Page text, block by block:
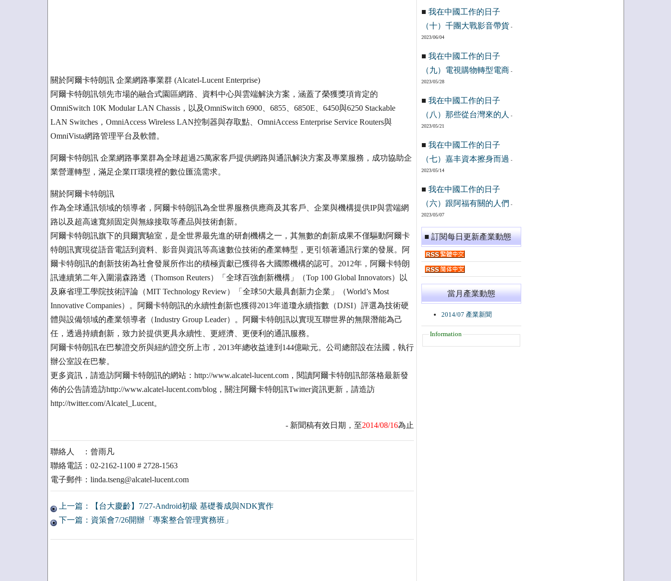
關於阿爾卡特朗訊 企業網路事業群 (Alcatel-Lucent Enterprise)
阿爾卡特朗訊領先市場的融合式園區網路、資料中心與雲端解決方案，涵蓋了榮獲獎項肯定的
OmniSwitch 10K Modular LAN Chassis，以及OmniSwitch 6900、6855、6850E、6450與6250 Stackable
LAN Switches，OmniAccess Wireless LAN控制器與存取點、OmniAccess Enterprise Service Routers與
OmniVista網路管理平台及軟體。
阿爾卡特朗訊 企業網路事業群為全球超過25萬家客戶提供網路與通訊解決方案及專業服務，成功協助企
業營運轉型，滿足企業IT環境裡的數位匯流需求。
關於阿爾卡特朗訊
作為全球通訊領域的領導者，阿爾卡特朗訊為全世界服務供應商及其客戶、企業與機構提供IP與雲端網
路以及超高速寬頻固定與無線接取等產品與技術創新。
阿爾卡特朗訊旗下的貝爾實驗室，是全世界最先進的研創機構之一，其無數的創新成果不僅驅動阿爾卡
特朗訊實現從語音電話到資料、影音與資訊等高速數位技術的產業轉型，更引領著通訊行業的發展。阿
爾卡特朗訊的創新技術為社會發展所作出的積極貢獻已獲得各大國際機構的認可。2012年，阿爾卡特朗
訊連續第二年入圍湯森路透（Thomson Reuters）「全球百強創新機構」（Top 100 Global Innovators）以
及麻省理工學院技術評論（MIT Technology Review）「全球50大最具創新力企業」（World’s Most
Innovative Companies）。阿爾卡特朗訊的永續性創新也獲得2013年道瓊永續指數（DJSI）評選為技術硬
體與設備領域的產業領導者（Industry Group Leader）。阿爾卡特朗訊以實現互聯世界的無限潛能為己
任，透過持續創新，致力於提供更具永續性、更經濟、更便利的通訊服務。
阿爾卡特朗訊在巴黎證交所與紐約證交所上市，2013年總收益達到144億歐元。公司總部設在法國，執行
辦公室設在巴黎。
更多資訊，請造訪阿爾卡特朗訊的網站：http://www.alcatel-lucent.com，閱讀阿爾卡特朗訊部落格最新發
佈的公告請造訪http://www.alcatel-lucent.com/blog，關注阿爾卡特朗訊Twitter資訊更新，請造訪
http://twitter.com/Alcatel_Lucent。
- 新聞稿有效日期，至2014/08/16為止
聯絡人 ：曾雨凡
聯絡電話：02-2162-1100 # 2728-1563
電子郵件：linda.tseng@alcatel-lucent.com
上一篇：【台大慶齡】7/27-Android初級 基礎養成與NDK實作
下一篇：資策會7/26開辦「專案整合管理實務班」
■ 我在中國工作的日子
（十）千團大戰影音帶貨 -
2023/06/04
■ 我在中國工作的日子
（九）電視購物轉型電商 -
2023/05/28
■ 我在中國工作的日子
（八）那些從台灣來的人
-
2023/05/21
■ 我在中國工作的日子
（七）嘉丰資本擦身而過 -
2023/05/14
■ 我在中國工作的日子
（六）跟阿福有關的人們 -
2023/05/07
■ 訂閱每日更新產業動態
當月產業動態
2014/07 產業新聞
Information